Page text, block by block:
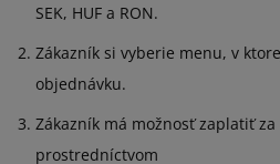
SEK, HUF a RON.
Zákazník si vyberie menu, v
objednávku.
Zákazník má možnosť zaplatiť
prostredníctvom